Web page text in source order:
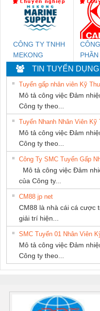
CÔNG TY TNHH
MEKONG
MARINE SUPPLY
CÁP
TIN TUYỂN DỤNG
Tuyển gấp nhân viên Kỹ
Mô tả công việc Đảm
Công ty theo...
Tuyển Nhanh Nhân Viên Kỹ
Mô tả công việc Đảm
Công ty theo...
Công Ty SMC Tuyển Gấp
Mô tả công việc Đảm
của Công ty...
CM88 jp net
CM88 là nhà cái cá cược
giải trí hiện...
SMC Tuyển 01 Nhân Viên
Mô tả công việc Đảm
Công ty theo...